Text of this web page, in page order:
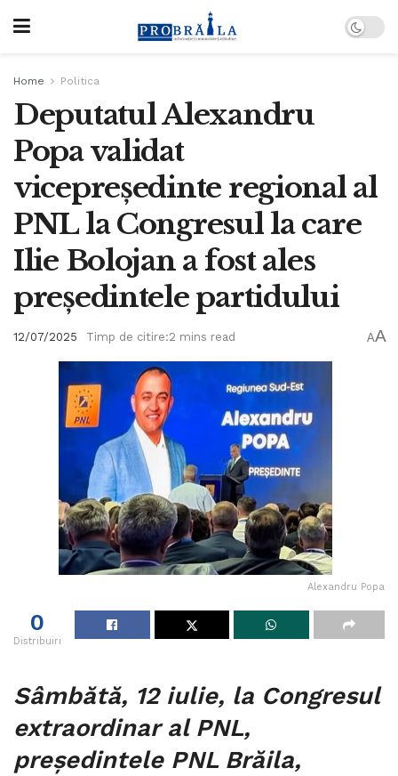
Home Politica
Deputatul Alexandru
Popa validat
vicepreședinte regional al
PNL la Congresul la care
Ilie Bolojan a fost ales
președintele partidului
12/07/2025 Timp de citire:2 mins read AA
Alexandru Popa
0
Distribuiri
Sâmbătă, 12 iulie, la Congresul
extraordinar al PNL,
președintele PNL Brăila,